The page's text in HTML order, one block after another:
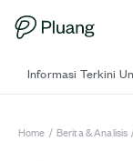
Informasi Terkini
Home / Berita & Analisis